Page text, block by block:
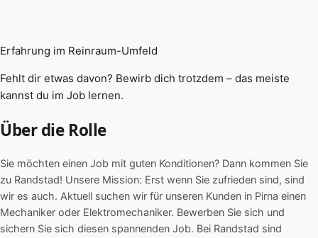
Erfahrung im Reinraum-Umfeld
Fehlt dir etwas davon? Bewirb dich trotzdem – das meiste
kannst du im Job lernen.
Über die Rolle
Sie möchten einen Job mit guten Konditionen? Dann kommen Sie
zu Randstad! Unsere Mission: Erst wenn Sie zufrieden sind, sind
wir es auch. Aktuell suchen wir für unseren Kunden in Pirna einen
Mechaniker oder Elektromechaniker. Bewerben Sie sich und
sichern Sie sich diesen spannenden Job. Bei Randstad sind